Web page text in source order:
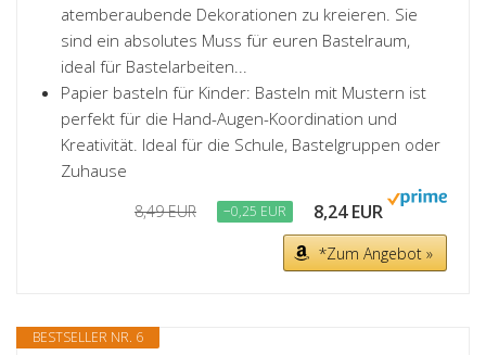
atemberaubende Dekorationen zu kreieren. Sie
sind ein absolutes Muss für euren Bastelraum,
ideal für Bastelarbeiten...
Papier basteln für Kinder: Basteln mit Mustern ist
perfekt für die Hand-Augen-Koordination und
Kreativität. Ideal für die Schule, Bastelgruppen oder
Zuhause
8,49 EUR −0,25 EUR 8,24 EUR
*Zum Angebot »
BESTSELLER NR. 6